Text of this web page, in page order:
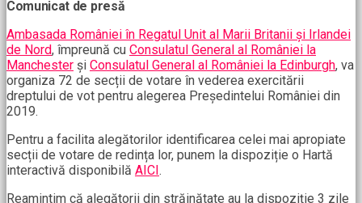
Comunicat de presă
Ambasada României în Regatul Unit al Marii Britanii și Irlandei
de Nord, împreună cu Consulatul General al României la
Manchester și Consulatul General al României la Edinburgh, va
organiza 72 de secții de votare în vederea exercitării
dreptului de vot pentru alegerea Președintelui României din
2019.
Pentru a facilita alegătorilor identificarea celei mai apropiate
secții de votare de redința lor, punem la dispoziție o Hartă
interactivă disponibilă AICI .
Reamintim că alegătorii din străinătate au la dispoziție 3 zile